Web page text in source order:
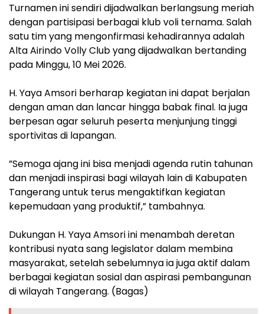
‎Turnamen ini sendiri dijadwalkan berlangsung meriah
dengan partisipasi berbagai klub voli ternama. Salah
satu tim yang mengonfirmasi kehadirannya adalah
Alta Airindo Volly Club yang dijadwalkan bertanding
pada Minggu, 10 Mei 2026.
‎H. Yaya Amsori berharap kegiatan ini dapat berjalan
dengan aman dan lancar hingga babak final. Ia juga
berpesan agar seluruh peserta menjunjung tinggi
sportivitas di lapangan.
‎”Semoga ajang ini bisa menjadi agenda rutin tahunan
dan menjadi inspirasi bagi wilayah lain di Kabupaten
Tangerang untuk terus mengaktifkan kegiatan
kepemudaan yang produktif,” tambahnya.
‎Dukungan H. Yaya Amsori ini menambah deretan
kontribusi nyata sang legislator dalam membina
masyarakat, setelah sebelumnya ia juga aktif dalam
berbagai kegiatan sosial dan aspirasi pembangunan
di wilayah Tangerang. (Bagas)